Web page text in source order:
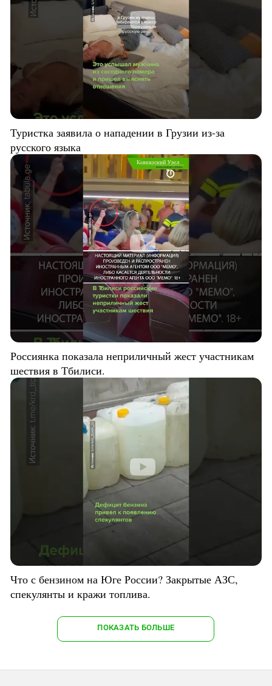
Туристка заявила о нападении в Грузии из-за
русского языка
Россиянка показала неприличный жест участникам
шествия в Тбилиси.
Что с бензином на Юге России? Закрытые АЗС,
спекулянты и кражи топлива.
ПОКАЗАТЬ БОЛЬШЕ